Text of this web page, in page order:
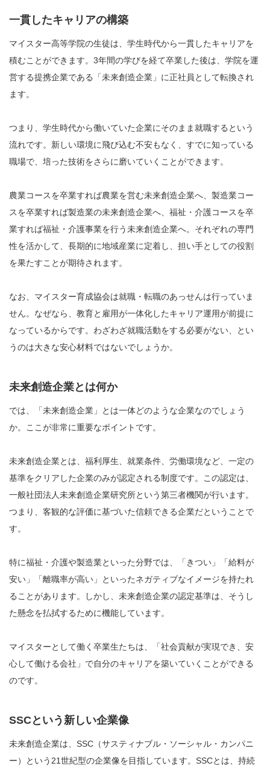
一貫したキャリアの構築
マイスター高等学院の生徒は、学生時代から一貫したキャリアを
積むことができます。3年間の学びを経て卒業した後は、学院を運
営する提携企業である「未来創造企業」に正社員として転換され
ます。
つまり、学生時代から働いていた企業にそのまま就職するという
流れです。新しい環境に飛び込む不安もなく、すでに知っている
職場で、培った技術をさらに磨いていくことができます。
農業コースを卒業すれば農業を営む未来創造企業へ、製造業コー
スを卒業すれば製造業の未来創造企業へ、福祉・介護コースを卒
業すれば福祉・介護事業を行う未来創造企業へ。それぞれの専門
性を活かして、長期的に地域産業に定着し、担い手としての役割
を果たすことが期待されます。
なお、マイスター育成協会は就職・転職のあっせんは行っていま
せん。なぜなら、教育と雇用が一体化したキャリア運用が前提に
なっているからです。わざわざ就職活動をする必要がない、とい
うのは大きな安心材料ではないでしょうか。
未来創造企業とは何か
では、「未来創造企業」とは一体どのような企業なのでしょう
か。ここが非常に重要なポイントです。
未来創造企業とは、福利厚生、就業条件、労働環境など、一定の
基準をクリアした企業のみが認定される制度です。この認定は、
一般社団法人未来創造企業研究所という第三者機関が行います。
つまり、客観的な評価に基づいた信頼できる企業だということで
す。
特に福祉・介護や製造業といった分野では、「きつい」「給料が
安い」「離職率が高い」といったネガティブなイメージを持たれ
ることがあります。しかし、未来創造企業の認定基準は、そうし
た懸念を払拭するために機能しています。
マイスターとして働く卒業生たちは、「社会貢献が実現でき、安
心して働ける会社」で自分のキャリアを築いていくことができる
のです。
SSCという新しい企業像
未来創造企業は、SSC（サスティナブル・ソーシャル・カンパニ
ー）という21世紀型の企業像を目指しています。SSCとは、持続